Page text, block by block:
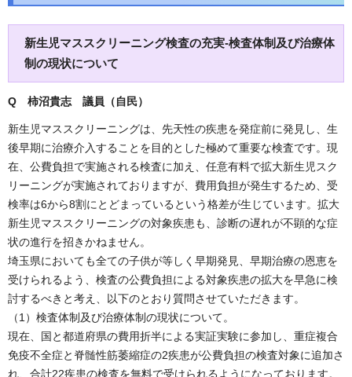
新生児マススクリーニング検査の充実-検査体制及び治療体
制の現状について
Q 柿沼貴志 議員（自民）
新生児マススクリーニングは、先天性の疾患を発症前に発見し、生
後早期に治療介入することを目的とした極めて重要な検査です。現
在、公費負担で実施される検査に加え、任意有料で拡大新生児スク
リーニングが実施されておりますが、費用負担が発生するため、受
検率は6から8割にとどまっているという格差が生じています。拡大
新生児マススクリーニングの対象疾患も、診断の遅れが不顕的な症
状の進行を招きかねません。
埼玉県においても全ての子供が等しく早期発見、早期治療の恩恵を
受けられるよう、検査の公費負担による対象疾患の拡大を早急に検
討するべきと考え、以下のとおり質問させていただきます。
（1）検査体制及び治療体制の現状について。
現在、国と都道府県の費用折半による実証実験に参加し、重症複合
免疫不全症と脊髄性筋萎縮症の2疾患が公費負担の検査対象に追加さ
れ、合計22疾患の検査を無料で受けられるようになっております。